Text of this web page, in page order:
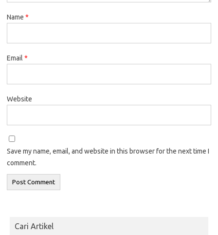
Name *
Email *
Website
Save my name, email, and website in this browser for the next time I
comment.
Cari Artikel